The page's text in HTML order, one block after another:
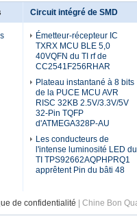
Circuit intégré de SMD
Émetteur-récepteur IC
TXRX MCU BLE 5,0
40VQFN du TI rf de
CC2541F256RHAR
Plateau instantané à 8 bits
de la PUCE MCU AVR
RISC 32KB 2.5V/3.3V/5V
32-Pin TQFP
d'ATMEGA328P-AU
Les conducteurs de
l'intense luminosité LED du
TI TPS92662AQPHPRQ1
apprêtent Pin du bâti 48
de confidentialité | Chine Bon